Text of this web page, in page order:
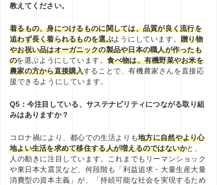
教えてください。
着るもの、身につけるものに関しては、品質が良く流行を
追わず長く着られるものを選ぶようにしています。贈り物
やお祝い品はオーガニックの製品や日本の職人が作ったも
のを選ぶようにしています。食べ物は、有機野菜やお米を
農家の方から直接購入することで、有機農家さんを直接応
援できるようにしています。
Q5：今注目している、サステナビリティにつながる取り組
みはありますか？
コロナ禍により、都心での生活よりも地方に自然やより心
地よい生活を求めて移住する人が増えるのではないかと、
人の動きに注目しています。
これまでもリーマンショック
や東日本大震災など、何段階も「利益追求・大量生産大量
消費型の資本主義」が、「持続可能な社会を実現するため